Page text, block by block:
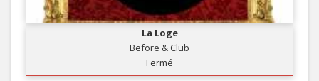
La Loge
Before & Club
Fermé